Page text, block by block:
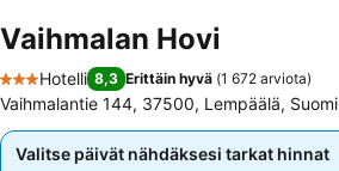
Vaihmalan Hovi
3 Tähtiluokitus
Hotelli 8,3 Erittäin hyvä (1 672 arviota)
Vaihmalantie 144, 37500, Lempäälä, Suomi
Valitse päivät nähdäksesi tarkat hinnat
Valitse päivät nähdäksesi tarkat hinnat